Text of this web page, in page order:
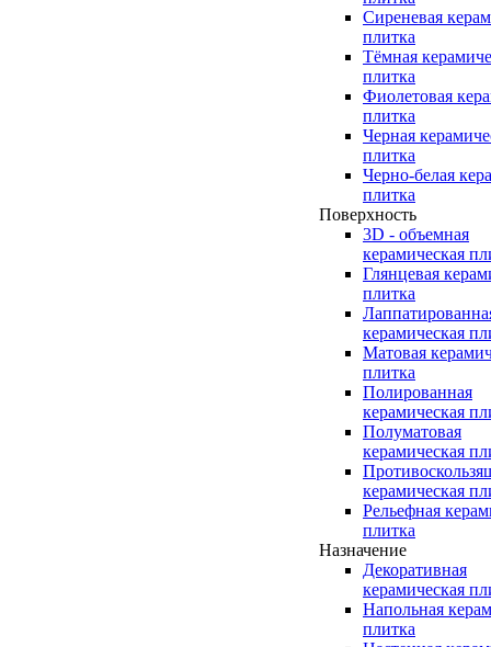
Сиреневая
плитка
Тёмная
плитка
Фиолетовая
плитка
Черная
плитка
Черно-белая
плитка
Поверхность
3D - объемная
керамическая
Глянцевая
плитка
керамическая
Матовая
плитка
Полированная
керамическая
Полуматовая
керамическая
керамическая
Рельефная
плитка
Назначение
Декоративная
керамическая
Напольная
плитка